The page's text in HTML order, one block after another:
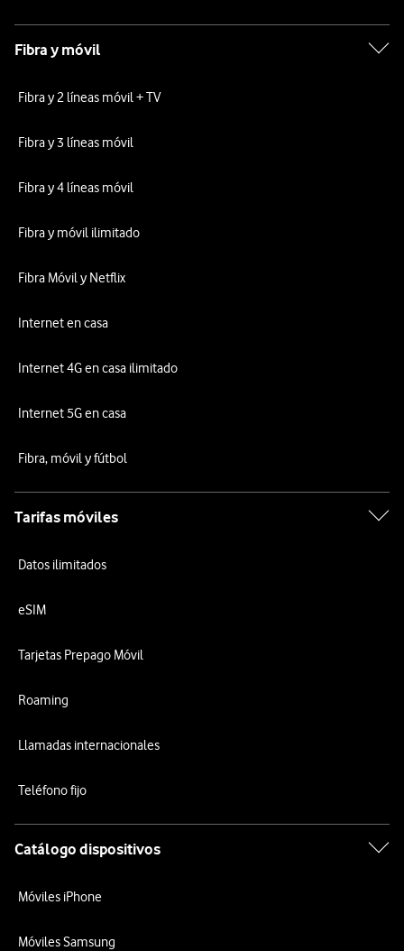
Fibra y móvil
Fibra y 2 líneas móvil + TV
Fibra y 3 líneas móvil
Fibra y 4 líneas móvil
Fibra y móvil ilimitado
Fibra Móvil y Netflix
Internet en casa
Internet 4G en casa ilimitado
Internet 5G en casa
Fibra, móvil y fútbol
Tarifas móviles
Datos ilimitados
eSIM
Tarjetas Prepago Móvil
Roaming
Llamadas internacionales
Teléfono fijo
Catálogo dispositivos
Móviles iPhone
Móviles Samsung